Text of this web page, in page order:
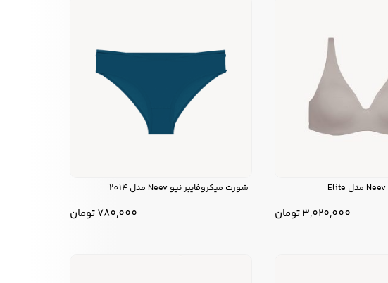
3,020,000تومان
شورت میکروفایبر نیو Neev مدل 2014
780,000تومان